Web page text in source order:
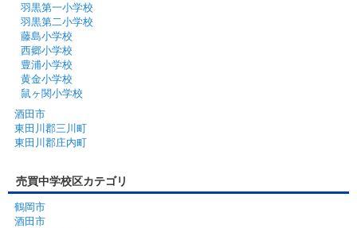
羽黒第一小学校
羽黒第二小学校
藤島小学校
西郷小学校
豊浦小学校
黄金小学校
鼠ヶ関小学校
酒田市
東田川郡三川町
東田川郡庄内町
売買中学校区カテゴリ
鶴岡市
酒田市